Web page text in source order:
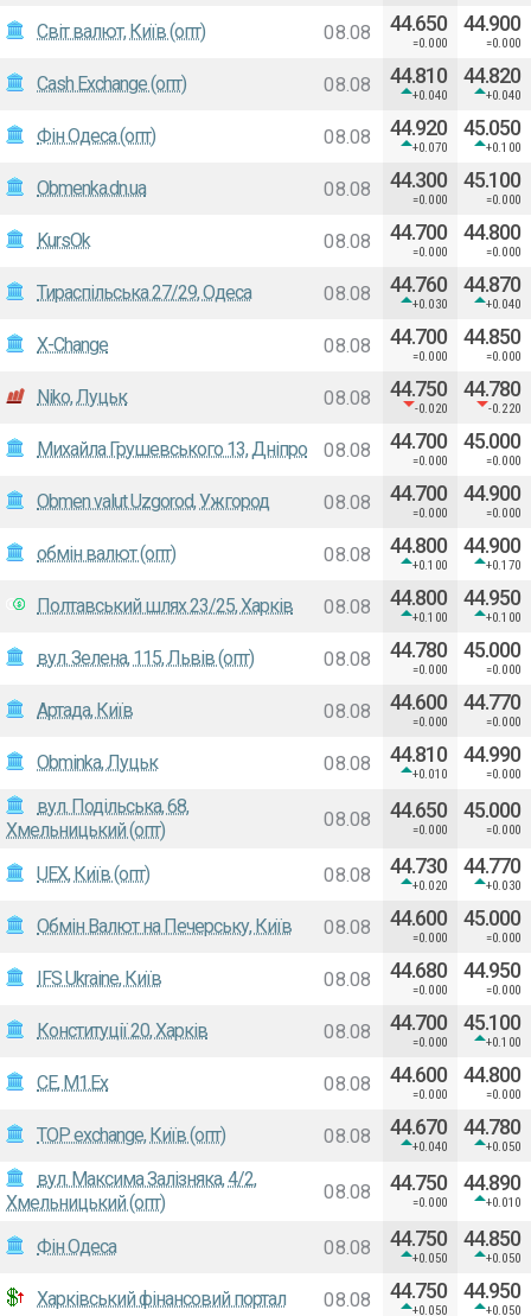
Світ валют, Київ (опт) 08.08 44.650
=0.000
44.900
=0.000
Cash Exchange (опт) 08.08 44.810
+0.040
44.820
+0.040
Фiн Одеса (опт) 08.08 44.920
+0.070
45.050
+0.100
Obmenka.dn.ua 08.08 44.300
=0.000
45.100
=0.000
KursOk 08.08 44.700
=0.000
44.800
=0.000
Тираспільська 27/29, Одеса 08.08 44.760
+0.030
44.870
+0.040
X-Change 08.08 44.700
=0.000
44.850
=0.000
Niko, Луцьк 08.08 44.750
-0.020
44.780
-0.220
Михайла Грушевського 13, Дніпро 08.08 44.700
=0.000
45.000
=0.000
Obmen valut Uzgorod, Ужгород 08.08 44.700
=0.000
44.900
=0.000
обмін валют (опт) 08.08 44.800
+0.100
44.900
+0.170
Полтавський шлях 23/25, Харків 08.08 44.800
+0.100
44.950
+0.100
вул. Зелена, 115, Львів (опт) 08.08 44.780
=0.000
45.000
=0.000
Артада, Київ 08.08 44.600
=0.000
44.770
=0.000
Obminka, Луцьк 08.08 44.810
+0.010
44.990
=0.000
вул. Подільська, 68,
Хмельницький (опт)
08.08 44.650
=0.000
45.000
=0.000
UEX, Київ (опт) 08.08 44.730
+0.020
44.770
+0.030
Обмін Валют на Печерську, Київ 08.08 44.600
=0.000
45.000
=0.000
IFS Ukraine, Київ 08.08 44.680
=0.000
44.950
=0.000
Конституції 20, Харків 08.08 44.700
=0.000
45.100
+0.100
СЕ, M1.Ex 08.08 44.600
=0.000
44.800
=0.000
ТОР exchange, Київ (опт) 08.08 44.670
+0.040
44.780
+0.050
вул. Максима Залізняка, 4/2,
Хмельницький (опт)
08.08 44.750
=0.000
44.890
+0.010
Фiн Одеса 08.08 44.750
+0.050
44.850
+0.050
Харківський фінансовий портал 08.08 44.750
+0.050
44.950
+0.050